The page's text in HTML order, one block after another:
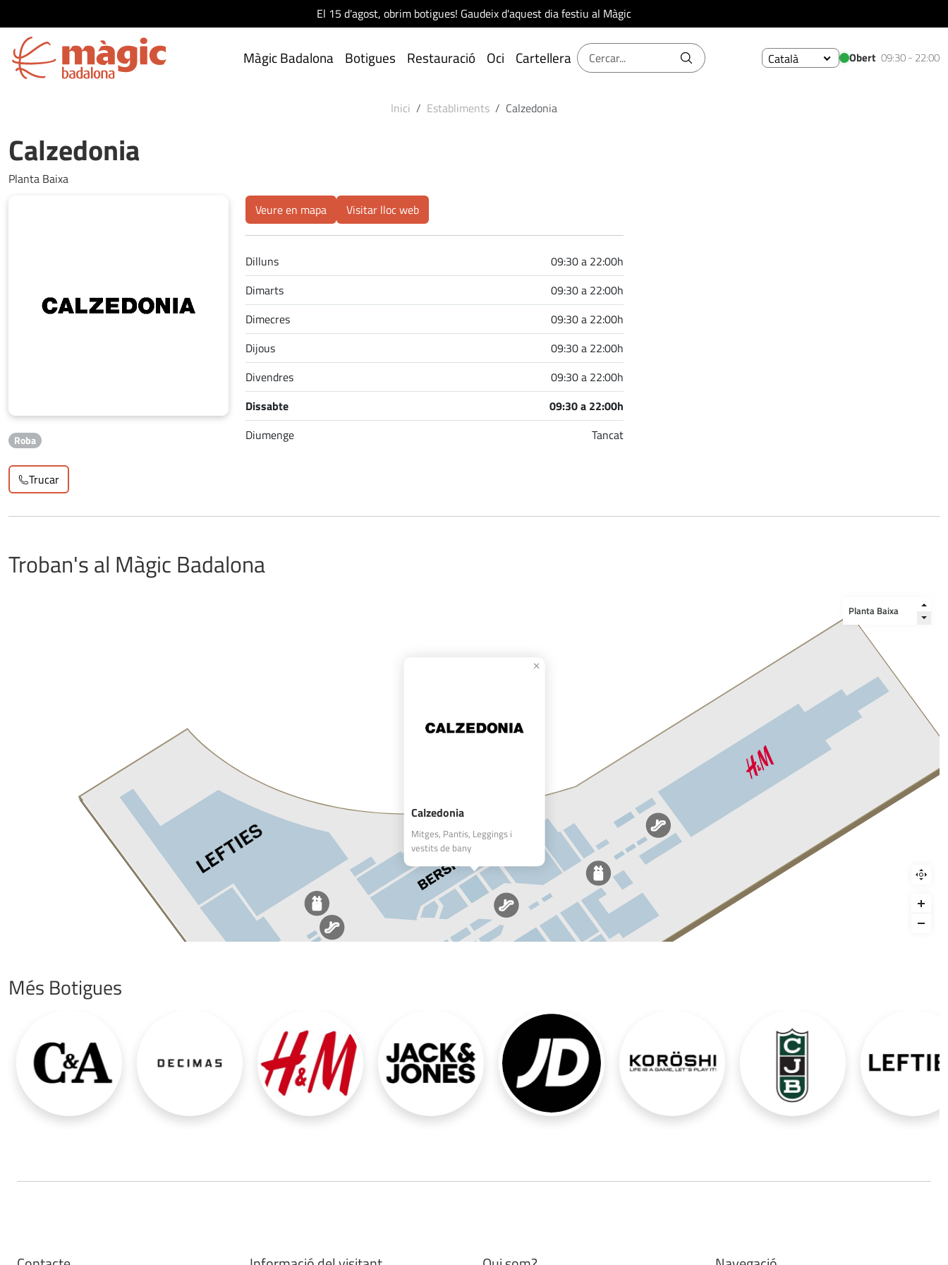
El 15 d'agost, obrim botigues! Gaudeix d'aquest dia festiu al Màgic
Màgic Badalona Botigues Restauració Oci Cartellera Català Obert 09:30 - 22:00
Inici Establiments Calzedonia
Calzedonia
Planta Baixa
Roba
Trucar
Veure en mapa Visitar lloc web
Dilluns
09:30 a 22:00h
Dimarts
09:30 a 22:00h
Dimecres
09:30 a 22:00h
Dijous
09:30 a 22:00h
Divendres
09:30 a 22:00h
Dissabte
09:30 a 22:00h
Diumenge
Tancat
Troban's al Màgic Badalona
Calzedonia
Mitges, Pantis, Leggings i
vestits de bany
Més Botigues